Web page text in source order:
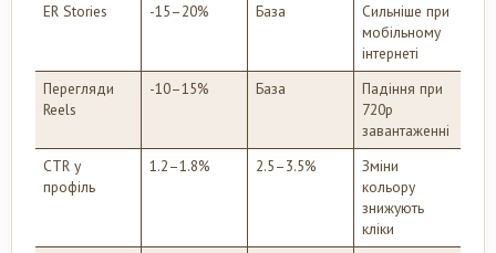
ER Stories -15–20% База
Сильніше при
мобільному
інтернеті
Перегляди
Reels
-10–15% База
Падіння при
720p
завантаженні
CTR у
профіль
1.2–1.8% 2.5–3.5%
Зміни
кольору
знижують
кліки